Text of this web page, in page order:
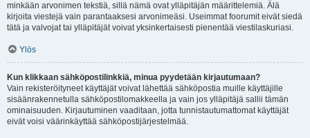
minkään arvonimen tekstiä, sillä nämä ovat ylläpitäjän määrittelemiä. Älä
kirjoita viestejä vain parantaaksesi arvonimeäsi. Useimmat foorumit eivät siedä
tätä ja valvojat tai ylläpitäjät voivat yksinkertaisesti pienentää viestilaskuriasi.
Ylös
Kun klikkaan sähköpostilinkkiä, minua pyydetään kirjautumaan?
Vain rekisteröityneet käyttäjät voivat lähettää sähköpostia muille käyttäjille
sisäänrakennetulla sähköpostilomakkeella ja vain jos ylläpitäjä sallii tämän
ominaisuuden. Kirjautuminen vaaditaan, jotta tunnistautumattomat käyttäjät
eivät voisi väärinkäyttää sähköpostijärjestelmää.